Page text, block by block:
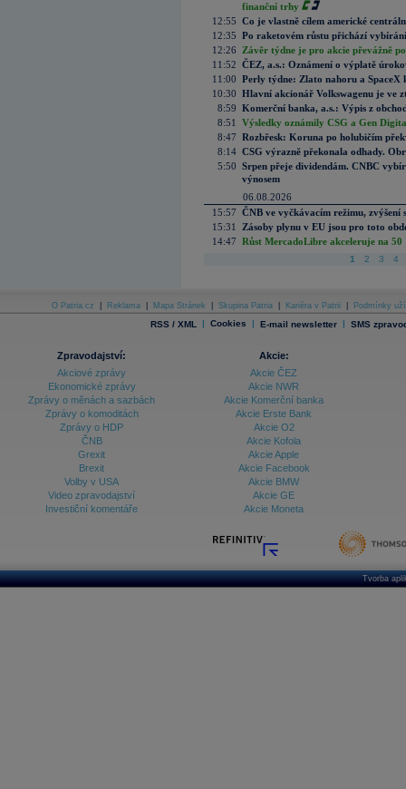
finanční trhy
12:55 Co je vlastně cílem americké
12:35 Po raketovém růstu přichází
12:26
Závěr týdne je pro akcie převážně
11:52 ČEZ, a.s.: Oznámení o výplatě
11:00 Perly týdne: Zlato nahoru a SpaceX
10:30 Hlavní akcionář Volkswagenu je ve
8:59 Komerční banka, a.s.: Výpis z
8:51
Výsledky oznámily CSG a Gen
8:47 Rozbřesk: Koruna po holubičím
8:14 CSG výrazně překonala odhady.
5:50 Srpen přeje dividendám. CNBC
výnosem
06.08.2026
15:57 ČNB ve vyčkávacím režimu, zvýšení
15:31
Zásoby plynu v EU jsou pro toto
14:47 Růst MercadoLibre akceleruje na
1 2 3 4
O Patria.cz Reklama Mapa Stránek Skupina Patria Kariéra v Patrii Podmínky
RSS / XML | Cookies | E-mail newsletter | SMS
Zpravodajství:
Akciové zprávy
Ekonomické zprávy
Zprávy o měnách a sazbách
Zprávy o komoditách
Zprávy o HDP
ČNB
Grexit
Brexit
Volby v USA
Video zpravodajství
Investiční komentáře
Akcie:
Akcie ČEZ
Akcie NWR
Akcie Komerční banka
Akcie Erste Bank
Akcie O2
Akcie Kofola
Akcie Apple
Akcie Facebook
Akcie BMW
Akcie GE
Akcie Moneta
Tvorba